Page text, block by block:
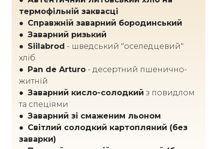
термофільній заквасці
● Справжній заварний бородинський
● Заварний ризький
● Siilabrod - шведський "оселедцевий"
хліб
● Pan de Arturo - десертний пшенично-
житній
● Заварний кисло-солодкий з повидлом
та спеціями
● Заварний зі смаженим льоном
● Світлий солодкий картопляний (без
заварки)